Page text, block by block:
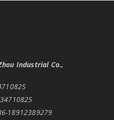
Industrial Co.,
18912389279